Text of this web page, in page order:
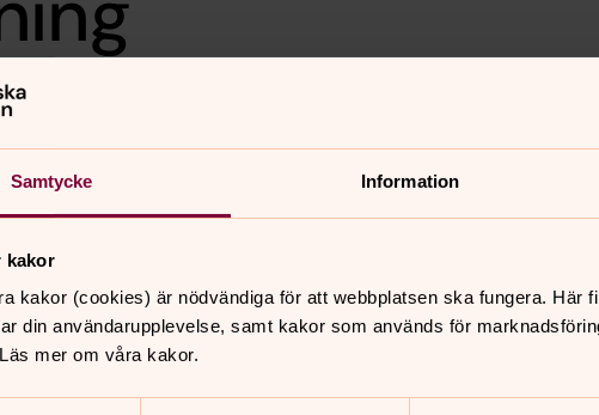
Samtycke Information
kakor
kakor (cookies) är nödvändiga för att webbplatsen ska fungera. Här
din användarupplevelse, samt kakor som används för
mer om våra kakor.
från 2024
sidans innehåll?